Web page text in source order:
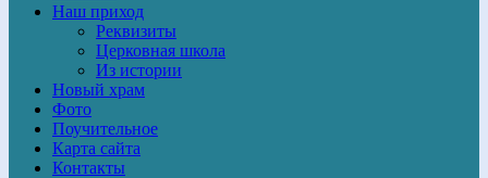
Наш приход
Реквизиты
Церковная школа
Из истории
Новый храм
Фото
Поучительное
Карта сайта
Контакты